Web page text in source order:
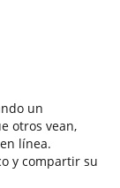
un
otros vean,
línea.
y compartir su